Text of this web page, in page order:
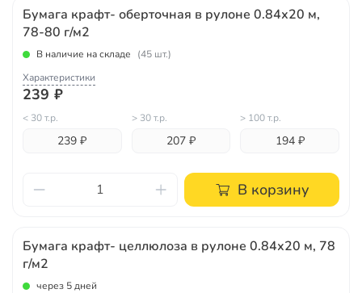
Бумага крафт- оберточная в рулоне 0.84х20 м,
78-80 г/м2
В наличие на складе
(45 шт.)
Характеристики
239 ₽
< 30 т.р.
239 ₽
> 30 т.р.
207 ₽
> 100 т.р.
194 ₽
В корзину
Бумага крафт- целлюлоза в рулоне 0.84х20 м, 78
г/м2
через 5 дней